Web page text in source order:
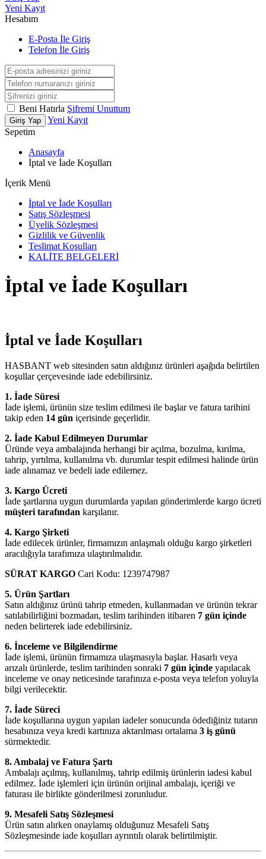
Yeni Kayıt
Hesabım
E-Posta İle Giriş
Telefon İle Giriş
Beni Hatırla Şifremi Unuttum
Giriş Yap
Yeni Kayıt
Sepetim
Anasayfa
İptal ve İade Koşulları
İçerik Menü
İptal ve İade Koşulları
Satış Sözleşmesi
Üyelik Sözleşmesi
Gizlilik ve Güvenlik
Teslimat Koşulları
KALİTE BELGELERİ
İptal ve İade Koşulları
İptal ve İade Koşulları
HASBANT web sitesinden satın aldığınız ürünleri aşağıda belirtilen
koşullar çerçevesinde iade edebilirsiniz.
1. İade Süresi
İade işlemi, ürünün size teslim edilmesi ile başlar ve fatura tarihini
takip eden 14 gün içerisinde geçerlidir.
2. İade Kabul Edilmeyen Durumlar
Üründe veya ambalajında herhangi bir açılma, bozulma, kırılma,
tahrip, yırtılma, kullanılma vb. durumlar tespit edilmesi halinde ürün
iade alınamaz ve bedeli iade edilemez.
3. Kargo Ücreti
İade şartlarına uygun durumlarda yapılan gönderimlerde kargo ücreti
müşteri tarafından karşılanır.
4. Kargo Şirketi
İade edilecek ürünler, firmamızın anlaşmalı olduğu kargo şirketleri
aracılığıyla tarafımıza ulaştırılmalıdır.
SÜRAT KARGO Cari Kodu: 1239747987
5. Ürün Şartları
Satın aldığınız ürünü tahrip etmeden, kullanmadan ve ürünün tekrar
satılabilirliğini bozmadan, teslim tarihinden itibaren 7 gün içinde
neden belirterek iade edebilirsiniz.
6. İnceleme ve Bilgilendirme
İade işlemi, ürünün firmamıza ulaşmasıyla başlar. Hasarlı veya
arızalı ürünlerde, teslim tarihinden sonraki 7 gün içinde yapılacak
inceleme ve onay neticesinde tarafınıza e-posta veya telefon yoluyla
bilgi verilecektir.
7. İade Süreci
İade koşullarına uygun yapılan iadeler sonucunda ödediğiniz tutarın
hesabınıza veya kredi kartınıza aktarılması ortalama 3 iş günü
sürmektedir.
8. Ambalaj ve Fatura Şartı
Ambalajı açılmış, kullanılmış, tahrip edilmiş ürünlerin iadesi kabul
edilmez. İade işlemleri için ürünün orijinal ambalajı, içeriği ve
faturası ile birlikte gönderilmesi zorunludur.
9. Mesafeli Satış Sözleşmesi
Ürün satın alırken onaylamış olduğunuz Mesafeli Satış
Sözleşmesinde iade koşulları ayrıntılı olarak belirtilmiştir.